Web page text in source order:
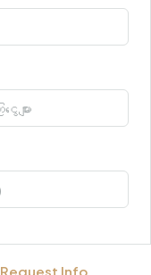
Request Info